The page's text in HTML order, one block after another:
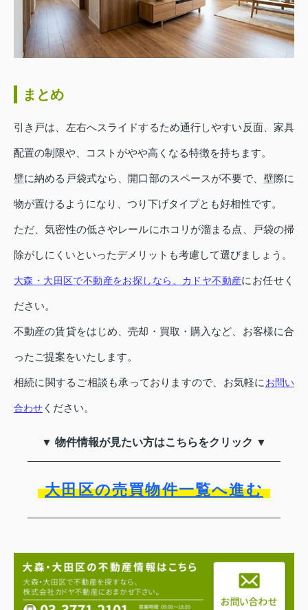
まとめ
引き戸は、左右へスライドするため通行しやすい反面、家具
配置の制限や、コストがやや高くなる特徴を持ちます。
壁に納める戸袋式なら、開口部のスペースが不要で、壁際に
物が置けるようになり、つり下げタイプとも好相性です。
ただ、気密性の低さやレールにホコリが溜まる点、戸袋の掃
除がしにくいといったデメリットも考慮して選びましょう。
大森・大田区で不動産をお探しなら、カドヤ不動産にお任せく
ださい。
不動産の賃貸をはじめ、売却・買取・購入など、お客様に合
ったご提案をいたします。
相続に関するご相談も承っておりますので、お気軽に お問い
合わせ ください。
▼ 物件情報が見たい方はこちらをクリック ▼
大田区の売買物件一覧へ進む